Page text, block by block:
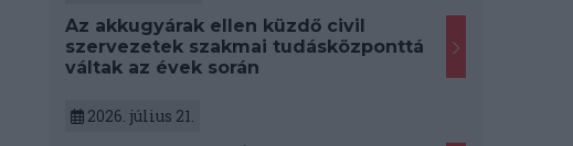
Az akkugyárak ellen küzdő civil
szervezetek szakmai tudásközponttá
váltak az évek során
2026. július 21.